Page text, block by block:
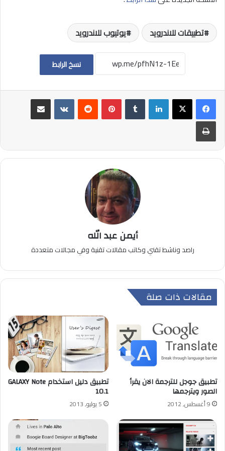
تطبيقات للاندرويد يوتيوب للاندرويد
نسخ الرابط
لينكدإن بينتيريست
مشاركة عبر البريد
طباعة
أيمن عبد الله
راصد وناشط تقني وكاتب مقالات تقنية وفي مجالات متعددة
مقالات ذات صلة
تطبيق جوجل للترجمة الان يقرأ
الصور ويترجمها
9 أغسطس, 2012
تطبيق دليل استخدام GALAXY Note
10.1
5 يوليو, 2013